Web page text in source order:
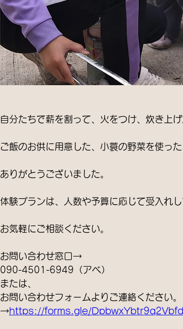
自分たちで薪を割って、火をつけ、炊き上
ご飯のお供に用意した、小蓑の野菜を使っ
ありがとうございました。
体験プランは、人数や予算に応じて受入れし
お気軽にご相談ください。
お問い合わせ窓口→
090-4501-6949（アベ）
または、
お問い合わせフォームよりご連絡ください。
→https://forms.gle/